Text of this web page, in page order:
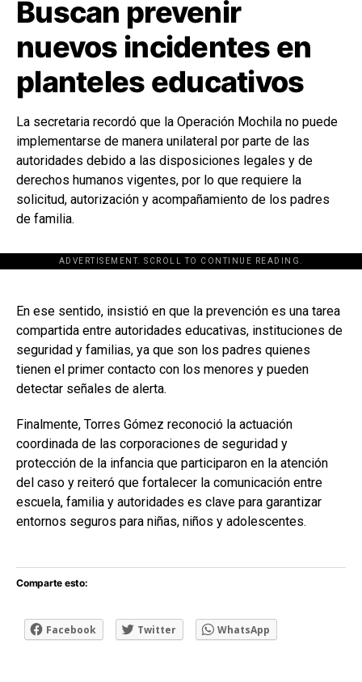
Buscan prevenir
nuevos incidentes en
planteles educativos
La secretaria recordó que la Operación Mochila no puede
implementarse de manera unilateral por parte de las
autoridades debido a las disposiciones legales y de
derechos humanos vigentes, por lo que requiere la
solicitud, autorización y acompañamiento de los padres
de familia.
ADVERTISEMENT. SCROLL TO CONTINUE READING.
[adsforwp id="243463"]
En ese sentido, insistió en que la prevención es una tarea
compartida entre autoridades educativas, instituciones de
seguridad y familias, ya que son los padres quienes
tienen el primer contacto con los menores y pueden
detectar señales de alerta.
Finalmente, Torres Gómez reconoció la actuación
coordinada de las corporaciones de seguridad y
protección de la infancia que participaron en la atención
del caso y reiteró que fortalecer la comunicación entre
escuela, familia y autoridades es clave para garantizar
entornos seguros para niñas, niños y adolescentes.
Comparte esto:
Facebook Twitter WhatsApp